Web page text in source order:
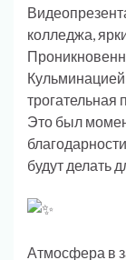
колледжа,
трогательная
Это был
будут делать
Атмосфера в